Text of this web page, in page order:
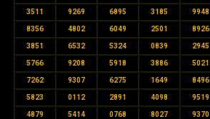
3511 9269 6895 3185 9948
8356 4802 6049 2501 8926
3851 6532 5324 0839 2945
5766 9208 5918 3886 5021
7262 9307 6275 1649 8496
5823 0112 2891 4098 9519
4879 5414 0768 8027 9370